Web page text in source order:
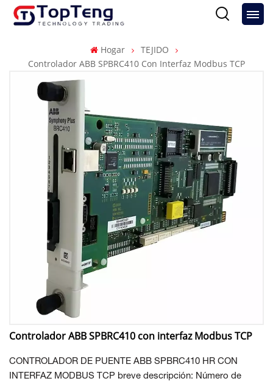
Hogar
TEJIDO
Controlador ABB SPBRC410 Con Interfaz Modbus TCP
Controlador ABB SPBRC410 con interfaz Modbus TCP
CONTROLADOR DE PUENTE ABB SPBRC410 HR CON
INTERFAZ MODBUS TCP breve descripción: Número de